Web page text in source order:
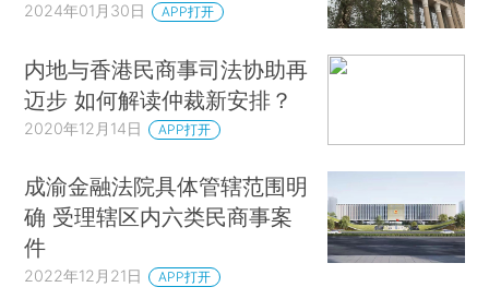
2024年01月30日 APP打开
内地与香港民商事司法协助再
迈步 如何解读仲裁新安排？
2020年12月14日 APP打开
成渝金融法院具体管辖范围明
确 受理辖区内六类民商事案
件
2022年12月21日 APP打开